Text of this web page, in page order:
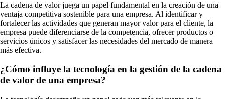
La cadena de valor juega un papel fundamental en la creación de una
ventaja competitiva sostenible para una empresa. Al identificar y
fortalecer las actividades que generan mayor valor para el cliente, la
empresa puede diferenciarse de la competencia, ofrecer productos o
servicios únicos y satisfacer las necesidades del mercado de manera
más efectiva.
¿Cómo influye la tecnología en la gestión de la cadena
de valor de una empresa?